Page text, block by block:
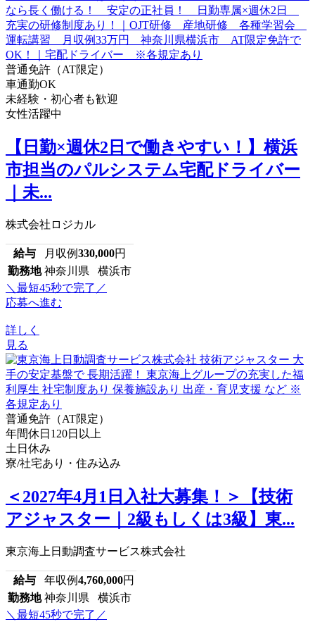
普通免許（AT限定）
車通勤OK
未経験・初心者も歓迎
女性活躍中
【日勤×週休2日で働きやすい！】横浜
市担当のパルシステム宅配ドライバー
｜未...
株式会社ロジカル
給与 月収例330,000円
勤務地 神奈川県 横浜市
＼最短45秒で完了／
応募へ進む
詳しく
見る
普通免許（AT限定）
年間休日120日以上
土日休み
寮/社宅あり・住み込み
＜2027年4月1日入社大募集！＞【技術
アジャスター｜2級もしくは3級】東...
東京海上日動調査サービス株式会社
給与 年収例4,760,000円
勤務地 神奈川県 横浜市
＼最短45秒で完了／